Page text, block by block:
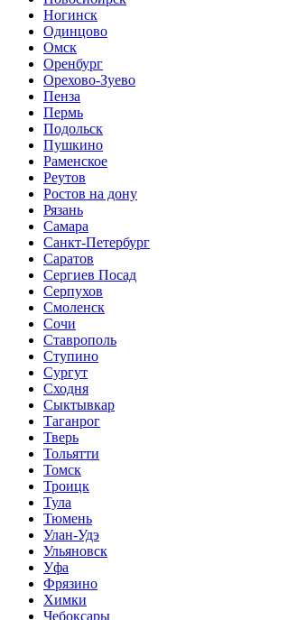
Ногинск
Одинцово
Омск
Оренбург
Орехово-Зуево
Пенза
Пермь
Подольск
Пушкино
Раменское
Реутов
Ростов на дону
Рязань
Самара
Санкт-Петербург
Саратов
Сергиев Посад
Серпухов
Смоленск
Сочи
Ставрополь
Ступино
Сургут
Сходня
Сыктывкар
Таганрог
Тверь
Тольятти
Томск
Троицк
Тула
Тюмень
Улан-Удэ
Ульяновск
Уфа
Фрязино
Химки
Чебоксары